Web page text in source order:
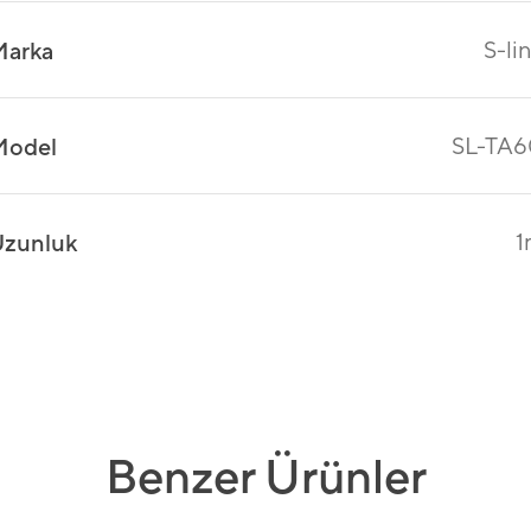
S-
SL-
Benzer Ürünler